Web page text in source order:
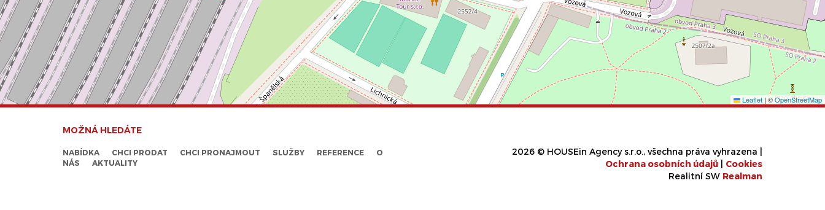
Leaflet |©OpenStreetMap
MOŽNÁ HLEDÁTE
NABÍDKA CHCI PRODAT CHCI PRONAJMOUT SLUŽBY REFERENCE
O
NÁS
AKTUALITY
2026 © HOUSEin Agency s.r.o., všechna práva vyhrazena |
Ochrana osobních údajů
Cookies
Realitní SW Realman